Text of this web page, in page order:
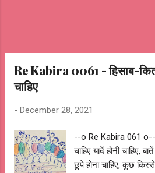
Re Kabira 0061 - हिसाब-
चाहिए
- December 28, 2021
--o Re Kabira 061 o--
चाहिए यादें होनी चाहिए,
छुपे होना चाहिए, कुछ